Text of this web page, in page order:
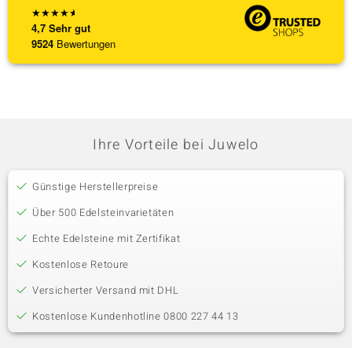
★★★★★
4,7 Sehr gut
9524 Bewertungen
Ihre Vorteile bei Juwelo
Günstige Herstellerpreise
Über 500 Edelsteinvarietäten
Echte Edelsteine mit Zertifikat
Kostenlose Retoure
Versicherter Versand mit DHL
Kostenlose Kundenhotline 0800 227 44 13